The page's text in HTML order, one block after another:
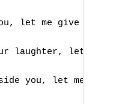
let me give my
laughter, let me
you, let me